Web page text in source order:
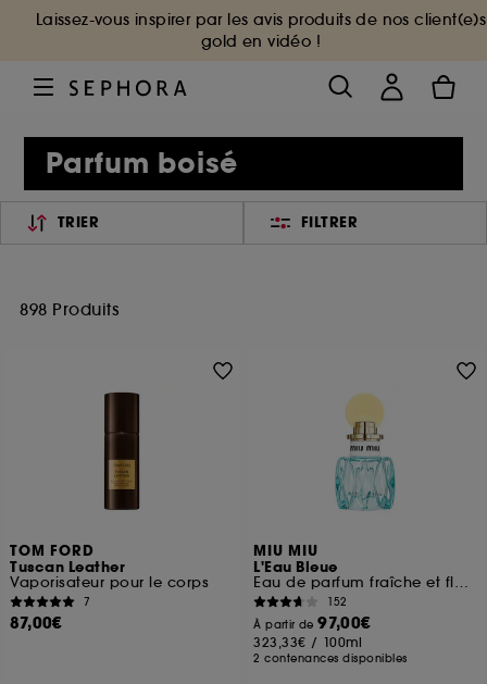
Laissez-vous inspirer par les avis produits de nos client(e)s
gold en vidéo !
Parfum boisé
TRIER FILTRER
898 Produits
TOM FORD
Tuscan Leather
Vaporisateur pour le corps
7
87,00€
MIU MIU
L'Eau Bleue
Eau de parfum fraîche et florale pour femme
152
À partir de97,00€
323,33€ / 100ml
2 contenances disponibles